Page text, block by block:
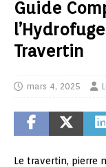
Guide
Travertin
mars 4, 2025
Le travertin, pierre